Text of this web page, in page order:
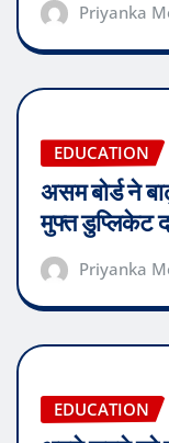
Priyanka
EDUCATION
असम बोर्ड ने
मुफ्त डुप्लिकेट
Priyanka
EDUCATION